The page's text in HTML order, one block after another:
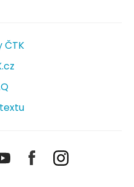
ČTK
YoutubeFacebookInstagram